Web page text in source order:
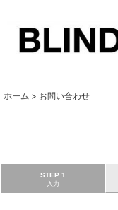
ホーム > お問い合わせ
STEP 1
入力